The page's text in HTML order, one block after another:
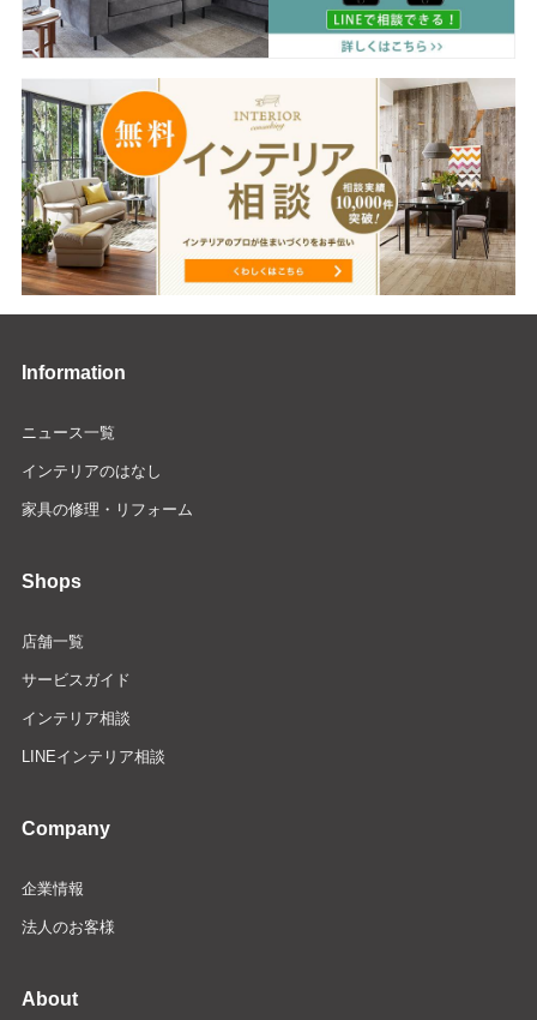
Information
ニュース一覧
インテリアのはなし
家具の修理・リフォーム
Shops
店舗一覧
サービスガイド
インテリア相談
LINEインテリア相談
Company
企業情報
法人のお客様
About